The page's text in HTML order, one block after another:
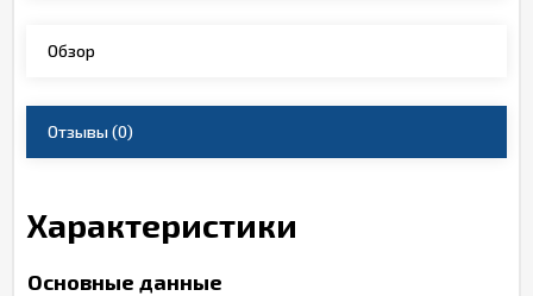
Обзор
Отзывы(0)
Характеристики
Основные данные